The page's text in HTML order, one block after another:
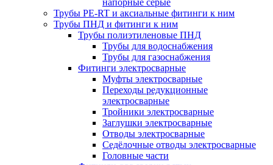
напорные серые
Трубы PE-RT и аксиальные фитинги к ним
Трубы ПНД и фитинги к ним
Трубы полиэтиленовые ПНД
Трубы для водоснабжения
Трубы для газоснабжения
Фитинги электросварные
Муфты электросварные
Переходы редукционные
электросварные
Тройники электросварные
Заглушки электросварные
Отводы электросварные
Седёлочные отводы электросварные
Головные части